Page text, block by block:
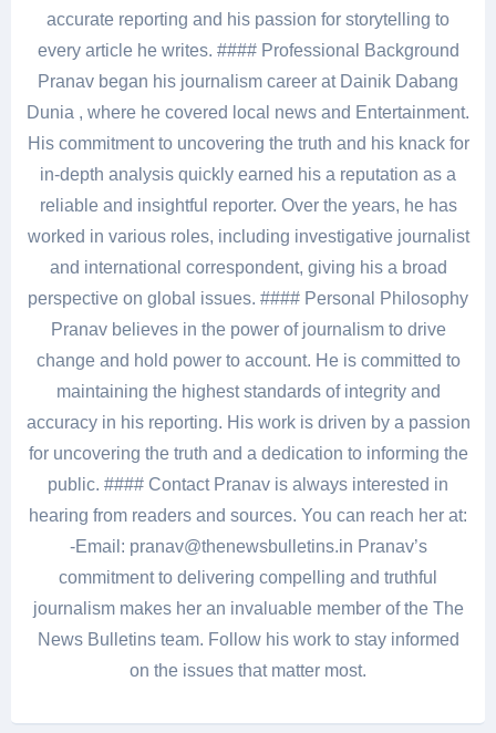
accurate reporting and his passion for storytelling to
every article he writes. #### Professional Background
Pranav began his journalism career at Dainik Dabang
Dunia , where he covered local news and Entertainment.
His commitment to uncovering the truth and his knack for
in-depth analysis quickly earned his a reputation as a
reliable and insightful reporter. Over the years, he has
worked in various roles, including investigative journalist
and international correspondent, giving his a broad
perspective on global issues. #### Personal Philosophy
Pranav believes in the power of journalism to drive
change and hold power to account. He is committed to
maintaining the highest standards of integrity and
accuracy in his reporting. His work is driven by a passion
for uncovering the truth and a dedication to informing the
public. #### Contact Pranav is always interested in
hearing from readers and sources. You can reach her at:
-Email: pranav@thenewsbulletins.in Pranav’s
commitment to delivering compelling and truthful
journalism makes her an invaluable member of the The
News Bulletins team. Follow his work to stay informed
on the issues that matter most.